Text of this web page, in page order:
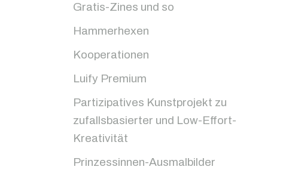
Gratis-Zines und so
Hammerhexen
Kooperationen
Luify Premium
Partizipatives Kunstprojekt zu
zufallsbasierter und Low-Effort-
Kreativität
Prinzessinnen-Ausmalbilder